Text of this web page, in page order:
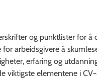
og punktlister for
arbeidsgivere å
erfaring og
viktigste elementene i